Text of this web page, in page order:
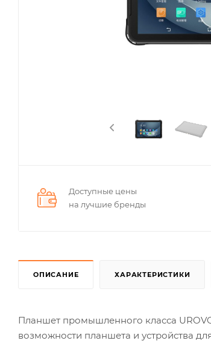
Доступные цены
на лучшие бренды
ОПИСАНИЕ ХАРАКТЕРИСТИКИ
Планшет промышленного класса
возможности планшета и устройства